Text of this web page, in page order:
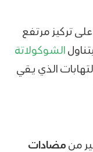
تركيز مرتفع
الشوكولاتة
الذي يقي
من مضادات